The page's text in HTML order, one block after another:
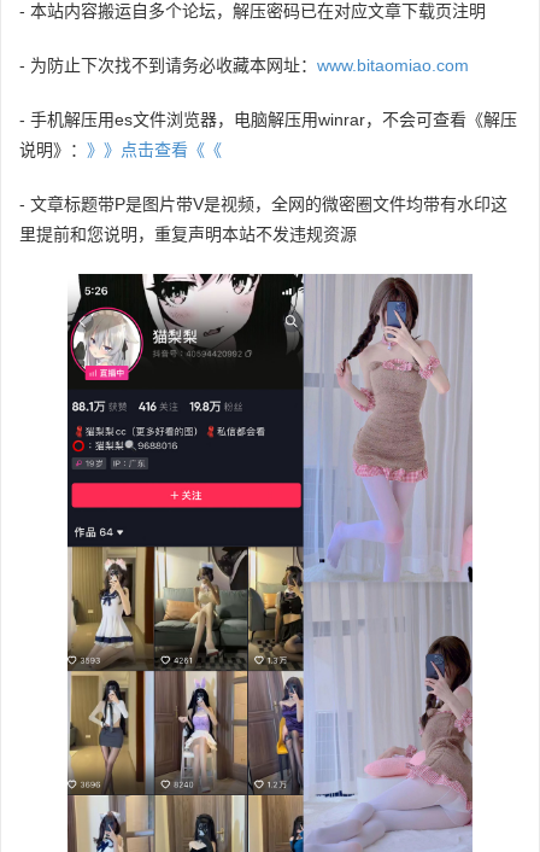
- 本站内容搬运自多个论坛，解压密码已在对应文章下载页注明
- 为防止下次找不到请务必收藏本网址： www.bitaomiao.com
- 手机解压用es文件浏览器，电脑解压用winrar，不会可查看《解压
说明》： 》》点击查看《《
- 文章标题带P是图片带V是视频，全网的微密圈文件均带有水印这
里提前和您说明，重复声明本站不发违规资源